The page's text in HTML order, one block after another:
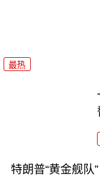
最热
特朗普“黄金舰队